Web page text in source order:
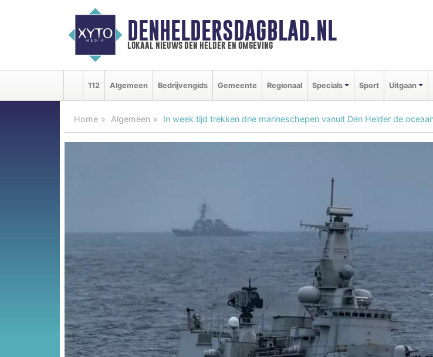
DENHELDERSDAGBLAD.NL
lokaal nieuws den helder en omgeving
112 Algemeen Bedrijvengids Gemeente Regionaal Specials Sport Uitgaan
Home Algemeen In week tijd trekken drie marineschepen vanuit Den Helder de